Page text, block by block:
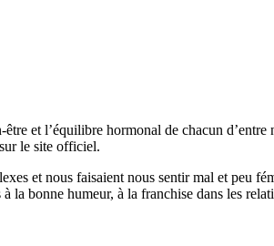
et l’équilibre hormonal de chacun d’entre
le site officiel.
et nous faisaient nous sentir mal et peu
bonne humeur, à la franchise dans les